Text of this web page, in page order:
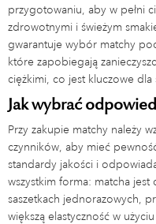
przygotowaniu, aby w pełni
zdrowotnymi i świeżym
gwarantuje wybór matchy
które zapobiegają
ciężkimi, co jest kluczowe
Jak wybrać
Przy zakupie matchy należy
czynników, aby mieć
standardy jakości i
wszystkim forma: matcha
saszetkach jednorazowych,
większą elastyczność w